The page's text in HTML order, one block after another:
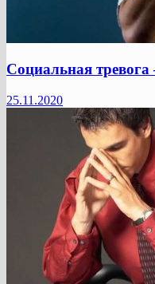
Социальная тревога
25.11.2020